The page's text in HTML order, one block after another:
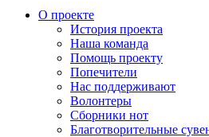
О проекте
История проекта
Наша команда
Помощь проекту
Попечители
Нас поддерживают
Волонтеры
Сборники нот
Благотворительные